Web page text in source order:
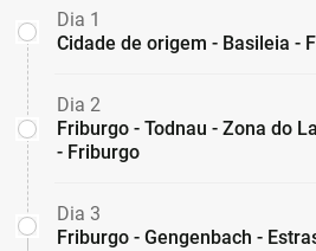
Dia 1
Cidade de origem - Basileia -
Dia 2
Friburgo - Todnau - Zona do
- Friburgo
Dia 3
Friburgo - Gengenbach -